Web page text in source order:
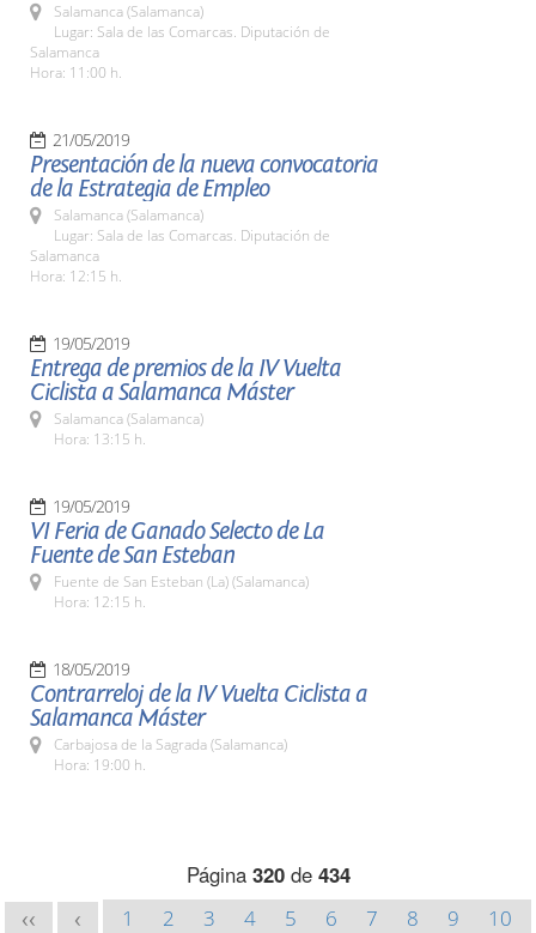
Salamanca (Salamanca)
Lugar: Sala de las Comarcas. Diputación de
Salamanca
Hora: 11:00 h.
21/05/2019
Presentación de la nueva convocatoria
de la Estrategia de Empleo
Salamanca (Salamanca)
Lugar: Sala de las Comarcas. Diputación de
Salamanca
Hora: 12:15 h.
19/05/2019
Entrega de premios de la IV Vuelta
Ciclista a Salamanca Máster
Salamanca (Salamanca)
Hora: 13:15 h.
19/05/2019
VI Feria de Ganado Selecto de La
Fuente de San Esteban
Fuente de San Esteban (La) (Salamanca)
Hora: 12:15 h.
18/05/2019
Contrarreloj de la IV Vuelta Ciclista a
Salamanca Máster
Carbajosa de la Sagrada (Salamanca)
Hora: 19:00 h.
Página 320de 434
<< < 1 2 3 4 5 6 7 8 9
10